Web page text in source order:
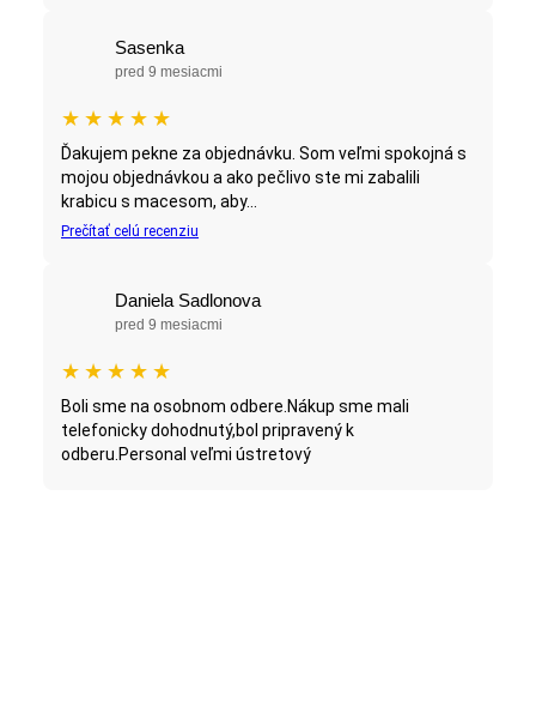
Sasenka
pred 9 mesiacmi
★ ★ ★ ★ ★
Ďakujem pekne za objednávku. Som veľmi spokojná s
mojou objednávkou a ako pečlivo ste mi zabalili
krabicu s macesom, aby...
Prečítať celú recenziu
Daniela Sadlonova
pred 9 mesiacmi
★ ★ ★ ★ ★
Boli sme na osobnom odbere.Nákup sme mali
telefonicky dohodnutý,bol pripravený k
odberu.Personal veľmi ústretový